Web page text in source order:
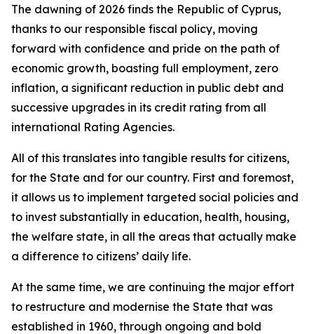
The dawning of 2026 finds the Republic of Cyprus,
thanks to our responsible fiscal policy, moving
forward with confidence and pride on the path of
economic growth, boasting full employment, zero
inflation, a significant reduction in public debt and
successive upgrades in its credit rating from all
international Rating Agencies.
All of this translates into tangible results for citizens,
for the State and for our country. First and foremost,
it allows us to implement targeted social policies and
to invest substantially in education, health, housing,
the welfare state, in all the areas that actually make
a difference to citizens’ daily life.
At the same time, we are continuing the major effort
to restructure and modernise the State that was
established in 1960, through ongoing and bold